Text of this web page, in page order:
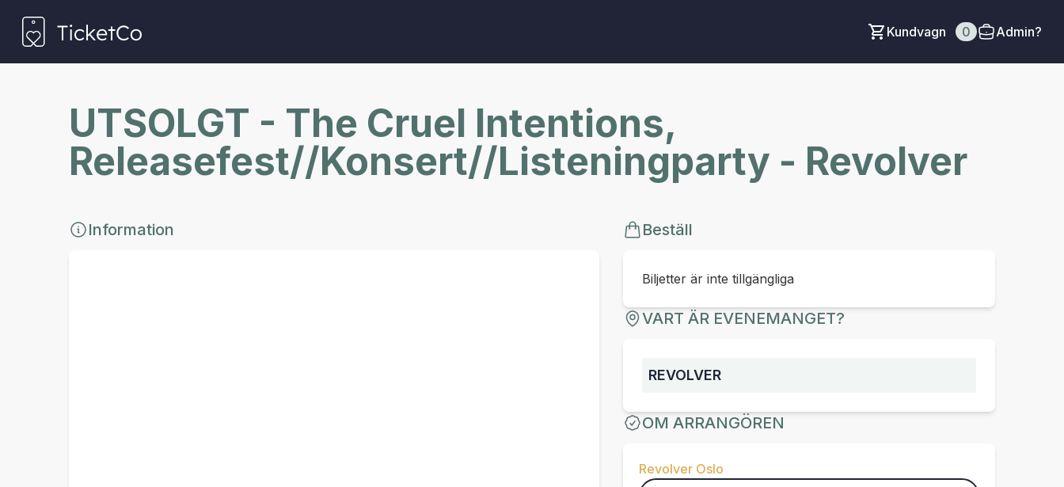
Kundvagn 0 Admin?
UTSOLGT - The Cruel Intentions,
Releasefest//Konsert//Listeningparty - Revolver
Information Beställ
Biljetter är inte tillgängliga
VART ÄR EVENEMANGET?
REVOLVER
OM ARRANGÖREN
Revolver Oslo